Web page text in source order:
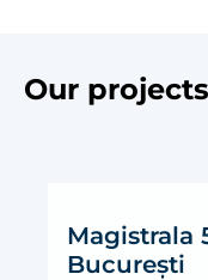
Our projects
Magistrala
București